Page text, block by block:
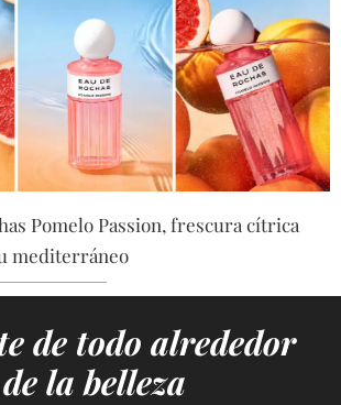
Pomelo Passion, frescura cítrica
mediterráneo
de todo alrededor
de la belleza